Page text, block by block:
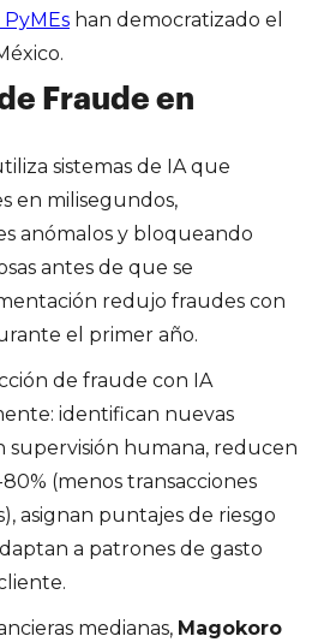
han democratizado el
Fraude en
sistemas de IA que
en milisegundos,
anómalos y bloqueando
antes de que se
redujo fraudes con
el primer año.
de fraude con IA
identifican nuevas
supervisión humana, reducen
(menos transacciones
asignan puntajes de riesgo
a patrones de gasto
medianas, Magokoro